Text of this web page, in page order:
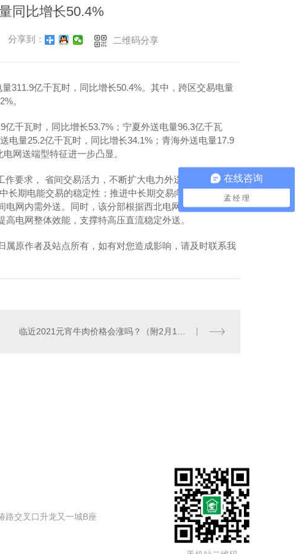
同比增长50.4%
分享到： 二维码分享
311.9亿千瓦时，同比增长50.4%。其中，跨区交易电量
。
千瓦时，同比增长53.7%；宁夏外送电量96.3亿千瓦
电量25.2亿千瓦时，同比增长34.1%；青海外送电量17.9
网送端型特征进一步凸显。
作要求， 省间交易活力，不断扩大电力外送规模。该分部
长期电能交易的稳定性；推进中长期交易向月内延伸，缩
网内需外送。同时，该分部根据西北电网风电、光伏发
电网整体效能，支撑特高压直流稳定外送。
原作者及站点所有，如有对您造成影响，请及时联系我
临近2021元宵牛肉价格会涨吗？（附2月19日牛肉价格）
路交叉口升龙又一城B座
在线咨询
孟 经 理